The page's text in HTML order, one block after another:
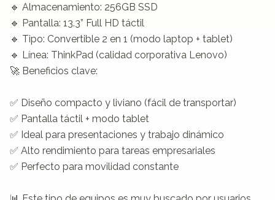
🔹 Almacenamiento: 256GB SSD
🔹 Pantalla: 13.3” Full HD táctil
🔹 Tipo: Convertible 2 en 1 (modo laptop + tablet)
🔹 Línea: ThinkPad (calidad corporativa Lenovo)
🚀 Beneficios clave:
✅ Diseño compacto y liviano (fácil de transportar)
✅ Pantalla táctil + modo tablet
✅ Ideal para presentaciones y trabajo dinámico
✅ Alto rendimiento para tareas empresariales
✅ Perfecto para movilidad constante